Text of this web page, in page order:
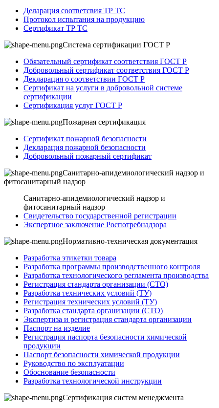
Деларация соответсвия ТР ТС
Протокол испытания на продукцию
Сертификат ТР ТС
Система сертификации ГОСТ Р
Обязательный сертификат соответствия ГОСТ Р
Добровольный сертификат соответствия ГОСТ Р
Декларация о соответствии ГОСТ Р
Сертификат на услуги в добровольной системе
сертификации
Сертификация услуг ГОСТ Р
Пожарная сертификация
Сертификат пожарной безопасности
Декларация пожарной безопасности
Добровольный пожарный сертификат
Санитарно-апидемиологический надзор и
фитосанитарный надзор
Санитарно-апидемиологический надзор и
фитосанитарный надзор
Свидетельство государственной регистрации
Экспертное заключение Роспотребнадзора
Нормативно-техническая документация
Разработка этикетки товара
Разработка программы производственного контроля
Разработка технологического регламента производства
Регистрация стандарта организации (СТО)
Разработка технических условий (ТУ)
Регистрация технических условий (ТУ)
Разработка стандарта организации (СТО)
Экспертиза и регистрация стандарта организации
Паспорт на изделие
Регистрация паспорта безопасности химической
продукции
Паспорт безопасности химической продукции
Руководство по эксплуатации
Обоснование безопасности
Разработка технологической инструкции
Сертификация систем менеджмента